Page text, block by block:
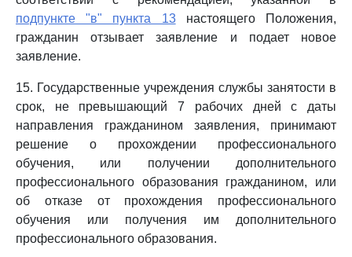
подпункте "в" пункта 13настоящего Положения,
гражданин отзывает заявление и подает новое
заявление.
15. Государственные учреждения службы занятости в
срок, не превышающий 7 рабочих дней с даты
направления гражданином заявления, принимают
решение о прохождении профессионального
обучения, или получении дополнительного
профессионального образования гражданином, или
об отказе от прохождения профессионального
обучения или получения им дополнительного
профессионального образования.